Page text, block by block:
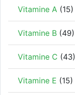
Vitamine A (15)
Vitamine B (49)
Vitamine C (43)
Vitamine E (15)